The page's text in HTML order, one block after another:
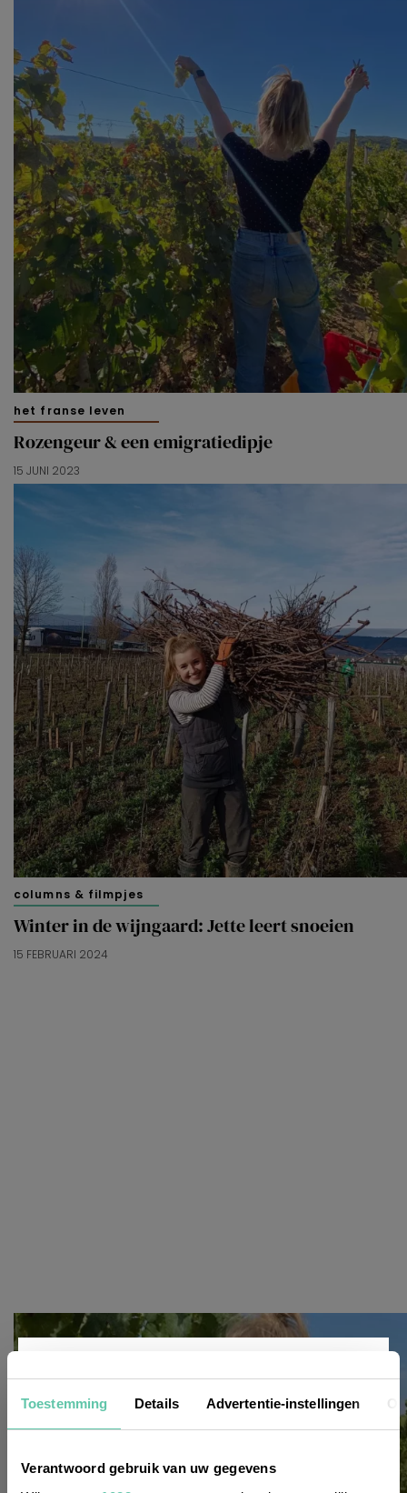
Toestemming Details Advertentie-instellingen
Verantwoord gebruik van uw gegevens
het franse leven
Rozengeur & een emigratiedipje
15 JUNI 2023
columns & filmpjes
Winter in de wijngaard: Jette leert snoeien
15 FEBRUARI 2024
Nieuwsbrief
Wil je altijd als eerste op de hoogte zijn